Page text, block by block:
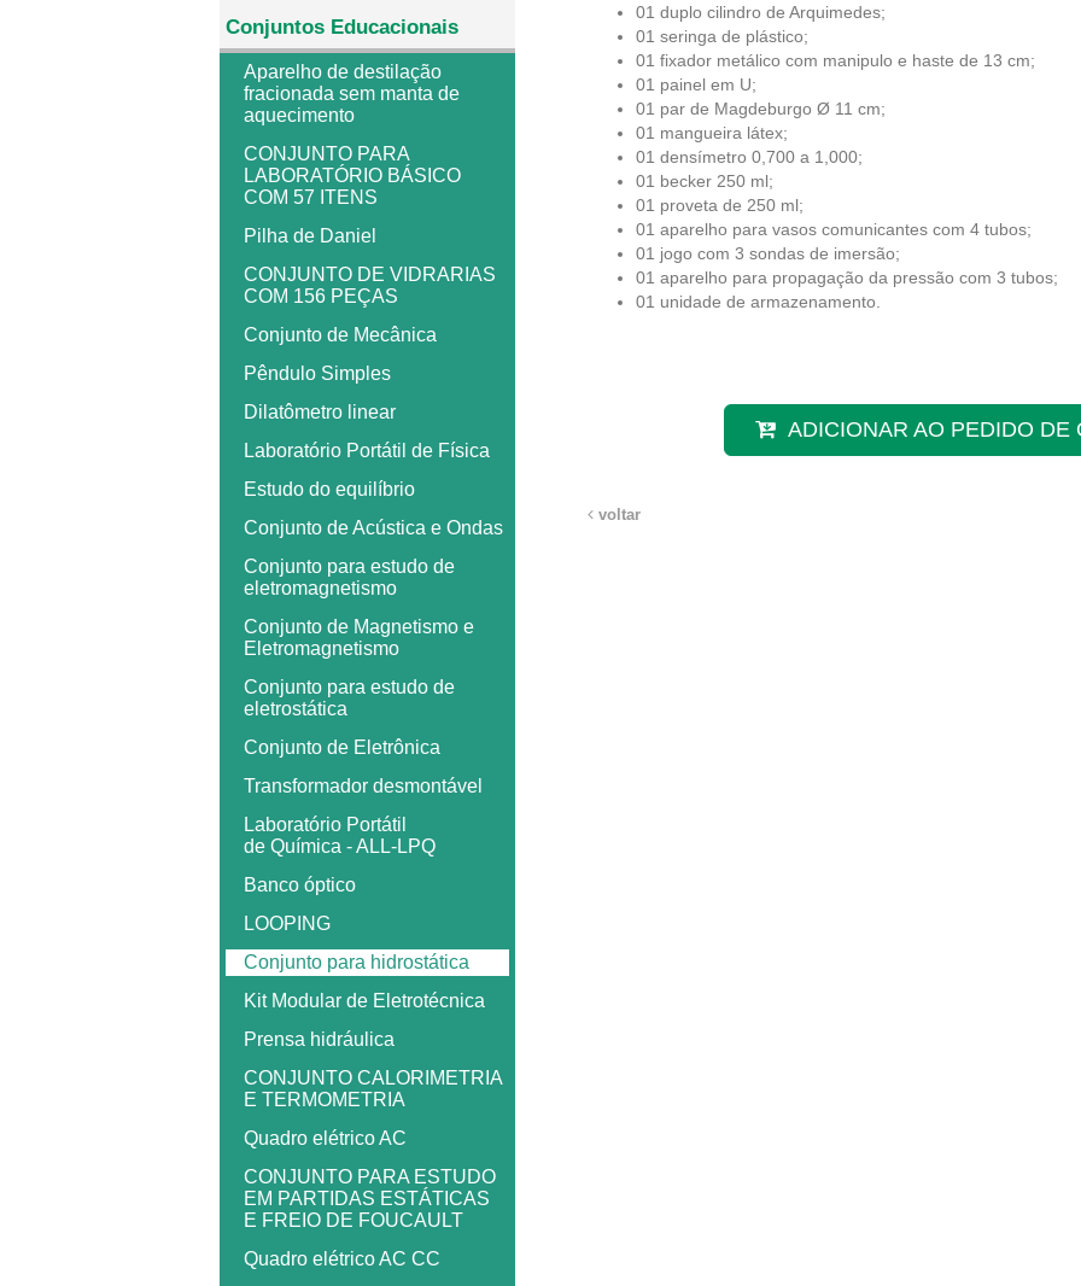
Conjuntos Educacionais
Aparelho de destilação
fracionada sem manta de
aquecimento
CONJUNTO PARA
LABORATÓRIO BÁSICO
COM 57 ITENS
Pilha de Daniel
CONJUNTO DE VIDRARIAS
COM 156 PEÇAS
Conjunto de Mecânica
Pêndulo Simples
Dilatômetro linear
Laboratório Portátil de Física
Estudo do equilíbrio
Conjunto de Acústica e Ondas
Conjunto para estudo de
eletromagnetismo
Conjunto de Magnetismo e
Eletromagnetismo
Conjunto para estudo de
eletrostática
Conjunto de Eletrônica
Transformador desmontável
Laboratório Portátil
de Química - ALL-LPQ
Banco óptico
LOOPING
Conjunto para hidrostática
Kit Modular de Eletrotécnica
Prensa hidráulica
CONJUNTO CALORIMETRIA
E TERMOMETRIA
Quadro elétrico AC
CONJUNTO PARA ESTUDO
EM PARTIDAS ESTÁTICAS
E FREIO DE FOUCAULT
Quadro elétrico AC CC
01 duplo cilindro de Arquimedes;
01 seringa de plástico;
01 fixador metálico com manipulo e haste de 13 cm;
01 painel em U;
01 par de Magdeburgo Ø 11 cm;
01 mangueira látex;
01 densímetro 0,700 a 1,000;
01 becker 250 ml;
01 proveta de 250 ml;
01 aparelho para vasos comunicantes com 4 tubos;
01 jogo com 3 sondas de imersão;
01 aparelho para propagação da pressão com 3 tubos;
01 unidade de armazenamento.
ADICIONAR AO PEDIDO DE
voltar